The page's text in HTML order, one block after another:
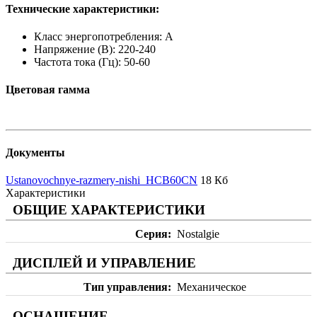
Технические характеристики:
Класс энергопотребления: A
Напряжение (В): 220-240
Частота тока (Гц): 50-60
Цветовая гамма
Документы
Ustanovochnye-razmery-nishi_HCB60CN 18 Кб
Характеристики
ОБЩИЕ ХАРАКТЕРИСТИКИ
Серия Nostalgie
ДИСПЛЕЙ И УПРАВЛЕНИЕ
Тип управления Механическое